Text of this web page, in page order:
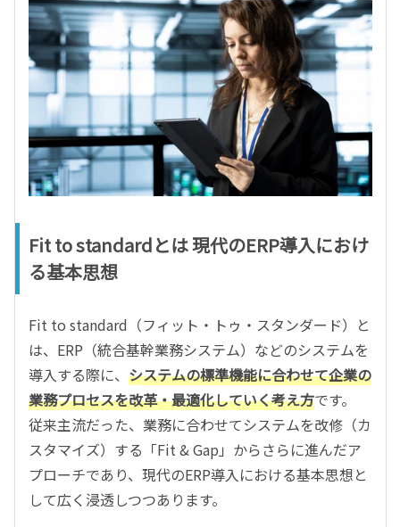
Fit to standardとは 現代のERP導入におけ
る基本思想
Fit to standard（フィット・トゥ・スタンダード）と
は、ERP（統合基幹業務システム）などのシステムを
導入する際に、 システムの標準機能に合わせて企業の
業務プロセスを改革・最適化していく考え方です。
従来主流だった、業務に合わせてシステムを改修（カ
スタマイズ）する「Fit & Gap」からさらに進んだア
プローチであり、現代のERP導入における基本思想と
して広く浸透しつつあります。